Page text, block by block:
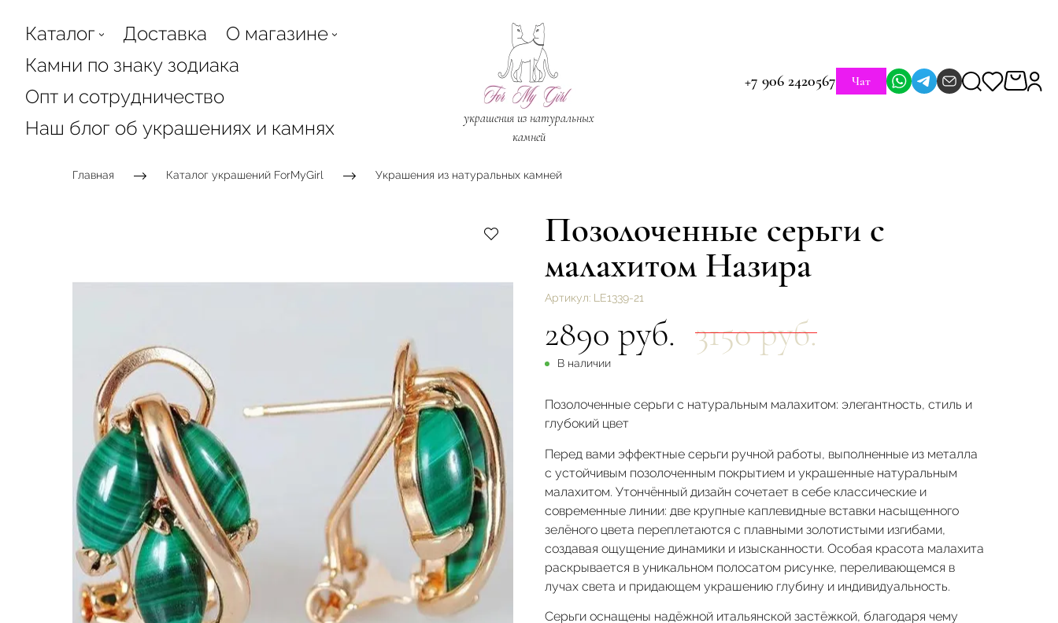
Каталог Доставка
О магазине
Камни по знаку зодиака
Опт и сотрудничество
Наш блог об украшениях и камнях
украшения из натуральных
камней
+7 906 2420567 Чат
Главная Каталог украшений ForMyGirl Украшения из натуральных камней
Позолоченные серьги с
малахитом Назира
Артикул: LE1339-21
2890 руб. 3150 руб.
В наличии
Позолоченные серьги с натуральным малахитом: элегантность, стиль и
глубокий цвет
Перед вами эффектные серьги ручной работы, выполненные из металла
с устойчивым позолоченным покрытием и украшенные натуральным
малахитом. Утончённый дизайн сочетает в себе классические и
современные линии: две крупные каплевидные вставки насыщенного
зелёного цвета переплетаются с плавными золотистыми изгибами,
создавая ощущение динамики и изысканности. Особая красота малахита
раскрывается в уникальном полосатом рисунке, переливающемся в
лучах света и придающем украшению глубину и индивидуальность.
Серьги оснащены надёжной итальянской застёжкой, благодаря чему